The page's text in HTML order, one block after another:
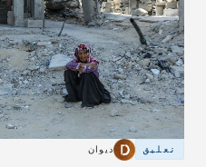
تعليق ديوان